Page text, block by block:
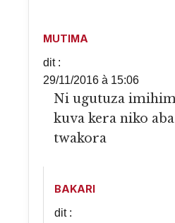
MUTIMA
dit :
29/11/2016 à 15:06
Ni ugutuza imihimbiri nyene
kuva kera niko
twakora
BAKARI
dit :